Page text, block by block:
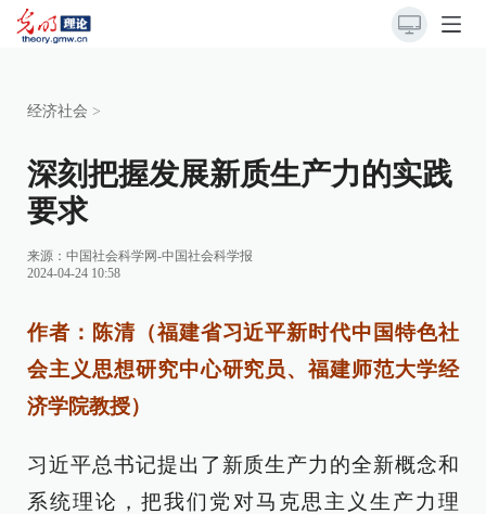
经济社会 >
深刻把握发展新质生产力的实践
要求
来源： 中国社会科学网-中国社会科学报
2024-04-24 10:58
作者：陈清（福建省习近平新时代中国特色社
会主义思想研究中心研究员、福建师范大学经
济学院教授）
习近平总书记提出了新质生产力的全新概念和
系统理论，把我们党对马克思主义生产力理